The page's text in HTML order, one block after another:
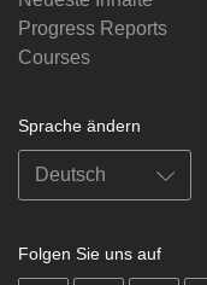
Progress Reports
Courses
Sprache ändern
Folgen Sie uns auf